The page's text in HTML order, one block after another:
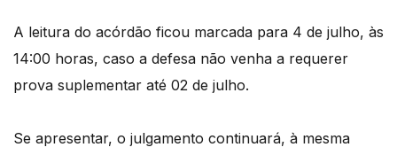
A leitura do acórdão ficou marcada para 4 de julho, às
14:00 horas, caso a defesa não venha a requerer
prova suplementar até 02 de julho.
Se apresentar, o julgamento continuará, à mesma